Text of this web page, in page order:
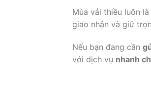
Mùa vải thiều luôn
giao nhận và giữ
Nếu bạn đang cần
với dịch vụ nhanh